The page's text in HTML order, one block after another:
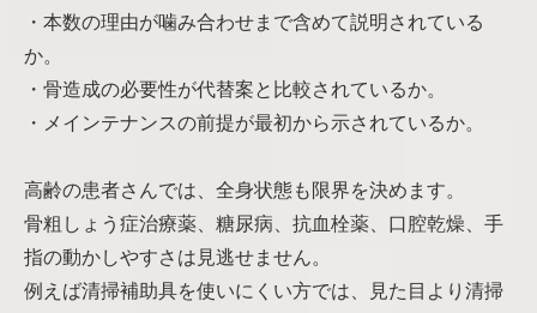
・本数の理由が噛み合わせまで含めて説明されている
か。
・骨造成の必要性が代替案と比較されているか。
・メインテナンスの前提が最初から示されているか。
高齢の患者さんでは、全身状態も限界を決めます。
骨粗しょう症治療薬、糖尿病、抗血栓薬、口腔乾燥、手
指の動かしやすさは見逃せません。
例えば清掃補助具を使いにくい方では、見た目より清掃